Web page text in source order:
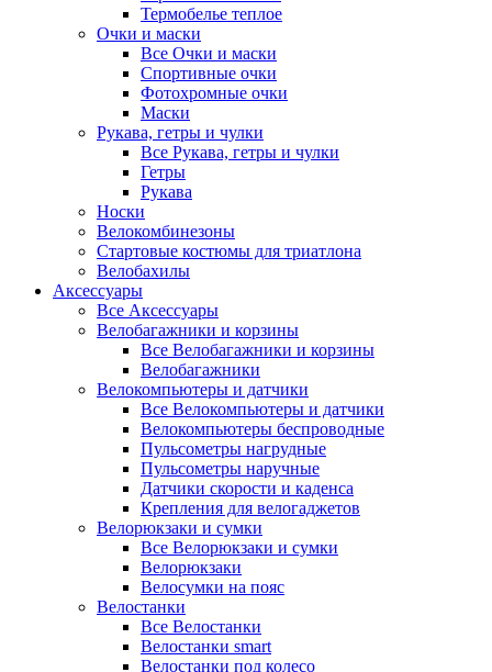
Термобелье теплое
Очки и маски
Все Очки и маски
Спортивные очки
Фотохромные очки
Маски
Рукава, гетры и чулки
Все Рукава, гетры и чулки
Гетры
Рукава
Носки
Велокомбинезоны
Стартовые костюмы для триатлона
Велобахилы
Аксессуары
Все Аксессуары
Велобагажники и корзины
Все Велобагажники и корзины
Велобагажники
Велокомпьютеры и датчики
Все Велокомпьютеры и датчики
Велокомпьютеры беспроводные
Пульсометры нагрудные
Пульсометры наручные
Датчики скорости и каденса
Крепления для велогаджетов
Велорюкзаки и сумки
Все Велорюкзаки и сумки
Велорюкзаки
Велосумки на пояс
Велостанки
Все Велостанки
Велостанки smart
Велостанки под колесо